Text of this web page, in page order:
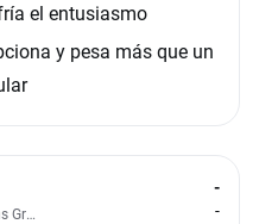
el entusiasmo
y pesa más que un
Group Inc
-
-